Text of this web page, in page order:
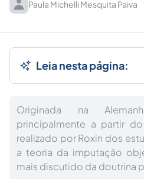
Paula Michelli Mesquita Paiva
Leia nesta página:
Originada na
principalmente a partir
realizado por Roxin dos
a teoria da imputação
mais discutido da doutrina